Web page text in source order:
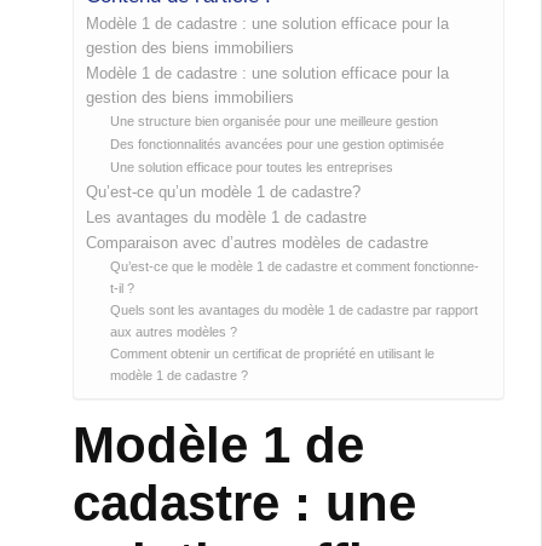
Modèle 1 de cadastre : une solution efficace pour la
gestion des biens immobiliers
Modèle 1 de cadastre : une solution efficace pour la
gestion des biens immobiliers
Une structure bien organisée pour une meilleure gestion
Des fonctionnalités avancées pour une gestion optimisée
Une solution efficace pour toutes les entreprises
Qu’est-ce qu’un modèle 1 de cadastre?
Les avantages du modèle 1 de cadastre
Comparaison avec d’autres modèles de cadastre
Qu’est-ce que le modèle 1 de cadastre et comment fonctionne-
t-il ?
Quels sont les avantages du modèle 1 de cadastre par rapport
aux autres modèles ?
Comment obtenir un certificat de propriété en utilisant le
modèle 1 de cadastre ?
Modèle 1 de
cadastre : une